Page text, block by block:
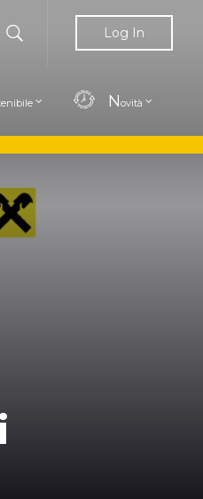
Log In
Novità